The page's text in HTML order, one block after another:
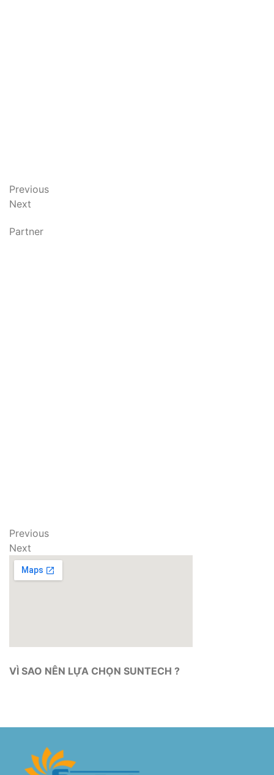
Previous
Next
Partner
Previous
Next
VÌ SAO NÊN LỰA CHỌN SUNTECH ?